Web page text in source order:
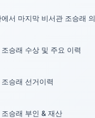
에서 마지막 비서관 조승래
승래 수상 및 주요 이력
승래 선거이력
승래 부인 & 재산